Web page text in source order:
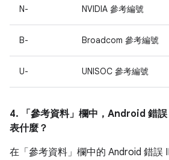
N- NVIDIA 參考編號
B- Broadcom 參考編號
U- UNISOC 參考編號
4. 「參考資料」 欄中，Android 錯誤
表什麼？
在「參考資料」 欄中的 Android 錯誤